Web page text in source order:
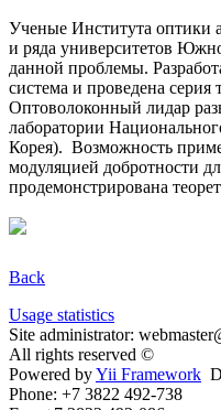
Ученые Института
и ряда университетов
данной проблемы.
система и проведена серия
Оптоволоконный лидар
лаборатории
Корея). Возможность
модуляцией добротности
продемонстрирована
Back
Usage statistics
Site administrator:
All rights reserved ©
Powered byYii Framework
Phone: +7 3822 492-738